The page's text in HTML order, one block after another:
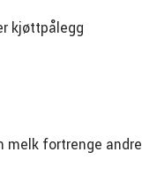
kjøttpålegg
melk fortrenge